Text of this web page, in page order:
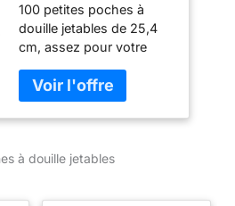
20,3 cm pour
gâteaux, macarons,
desserts, biscuits,
cupcakes
(transparents)
100 petites poches à
douille jetables de 25,4
cm, assez pour votre
l'exception des embouts
et des attaches). Notre
poche à douille épaisse
en plastique durable,
alimentaire qui est solide,
à douille jetables